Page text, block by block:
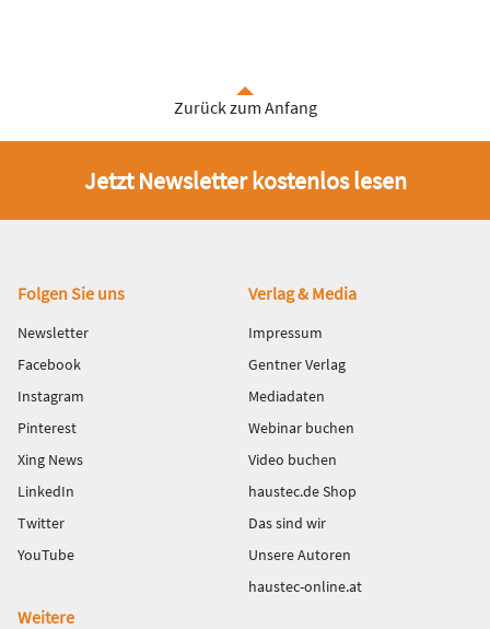
Zurück zum Anfang
Jetzt Newsletter kostenlos lesen
Fußbereich
Folgen Sie uns
Newsletter
Facebook
Instagram
Pinterest
Xing News
LinkedIn
Twitter
YouTube
Verlag & Media
Impressum
Gentner Verlag
Mediadaten
Webinar buchen
Video buchen
haustec.de Shop
Das sind wir
Unsere Autoren
haustec-online.at
Weitere